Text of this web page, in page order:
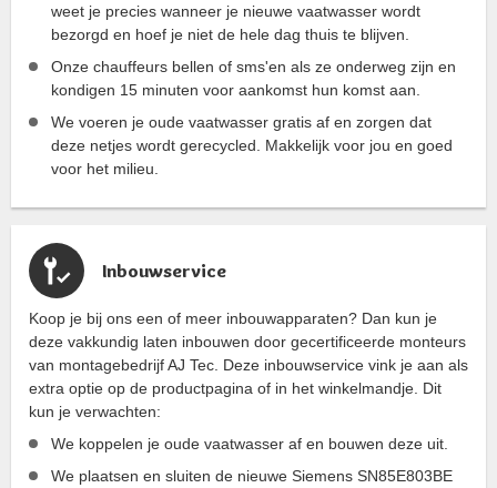
weet je precies wanneer je nieuwe vaatwasser wordt
bezorgd en hoef je niet de hele dag thuis te blijven.
Onze chauffeurs bellen of sms'en als ze onderweg zijn en
kondigen 15 minuten voor aankomst hun komst aan.
We voeren je oude vaatwasser gratis af en zorgen dat
deze netjes wordt gerecycled. Makkelijk voor jou en goed
voor het milieu.
Inbouwservice
Koop je bij ons een of meer inbouwapparaten? Dan kun je
deze vakkundig laten inbouwen door gecertificeerde monteurs
van montagebedrijf AJ Tec. Deze inbouwservice vink je aan als
extra optie op de productpagina of in het winkelmandje. Dit
kun je verwachten:
We koppelen je oude vaatwasser af en bouwen deze uit.
We plaatsen en sluiten de nieuwe Siemens SN85E803BE